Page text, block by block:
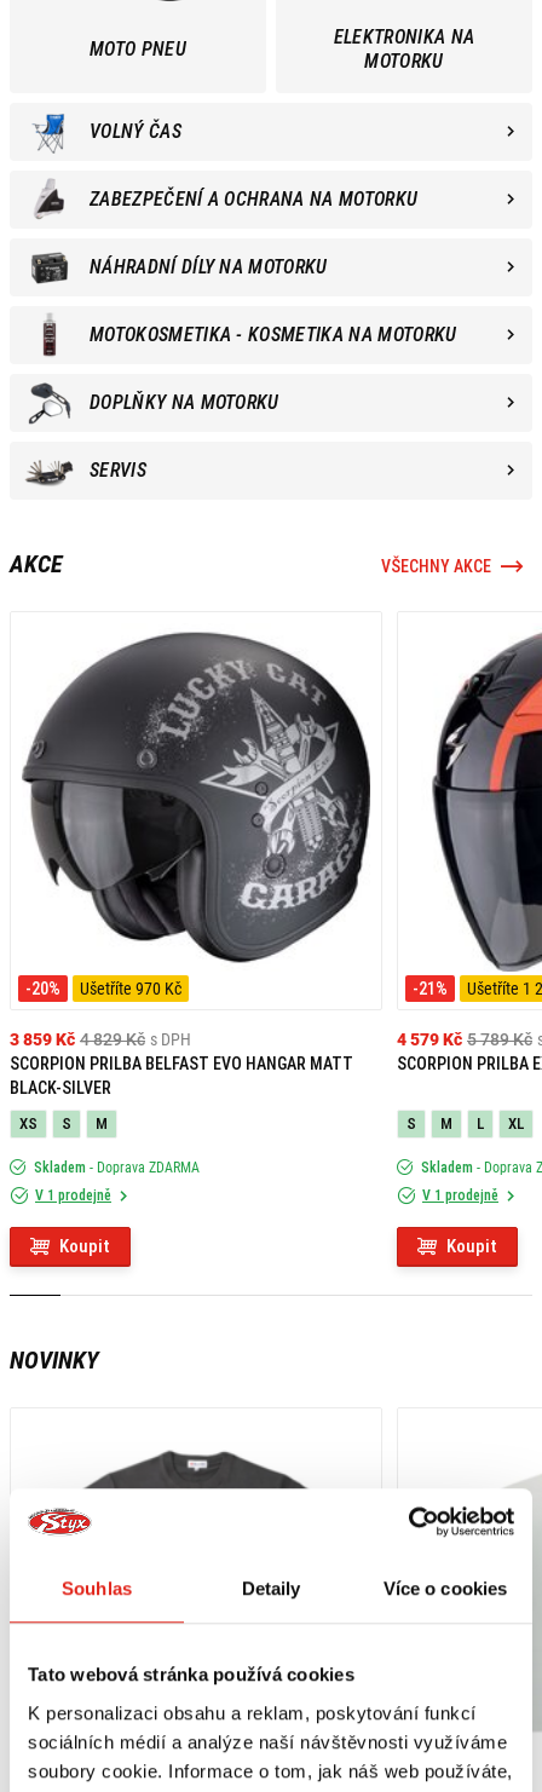
Souhlas Detaily Více o cookies
Tato webová stránka používá cookies
K personalizaci obsahu a reklam, poskytování funkcí
sociálních médií a analýze naší návštěvnosti využíváme
soubory cookie. Informace o tom, jak náš web používáte,
MOTO PNEU
ELEKTRONIKA NA
MOTORKU
VOLNÝ ČAS
ZABEZPEČENÍ A OCHRANA NA MOTORKU
NÁHRADNÍ DÍLY NA MOTORKU
MOTOKOSMETIKA - KOSMETIKA NA MOTORKU
DOPLŇKY NA MOTORKU
SERVIS
AKCE VŠECHNY AKCE
-20% Ušetříte 970 Kč
4 829 Kč
3 859 Kč
s DPH
SCORPION PRILBA BELFAST EVO HANGAR MATT
BLACK-SILVER
XS S M
Skladem - Doprava ZDARMA
V 1 prodejně
Koupit
-21% Ušetříte 1
5 789 Kč
4 579 Kč
SCORPION PRILBA
S M L XL
Skladem - Doprava
V 1 prodejně
Koupit
NOVINKY